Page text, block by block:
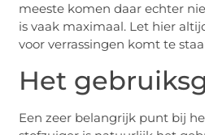
meeste komen daar echter
is vaak maximaal. Let hier
voor verrassingen komt te
Het
Een zeer belangrijk punt bij